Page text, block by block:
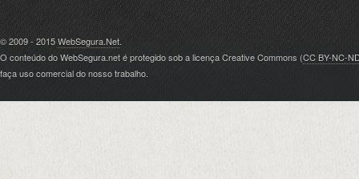
© 2009 - 2015WebSegura.Net.
O conteúdo do WebSegura.net é protegido sob a licença Creative Commons (CC BY-NC-
faça uso comercial do nosso trabalho.